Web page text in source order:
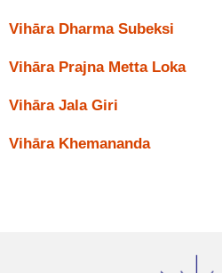
Vihāra Dharma Subeksi
Vihāra Prajna Metta Loka
Vihāra Jala Giri
Vihāra Khemananda